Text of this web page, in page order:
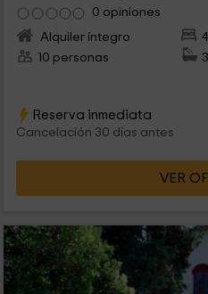
0 opiniones
Alquiler íntegro
10 personas
Reserva inmediata
Cancelación 30 días antes
VER